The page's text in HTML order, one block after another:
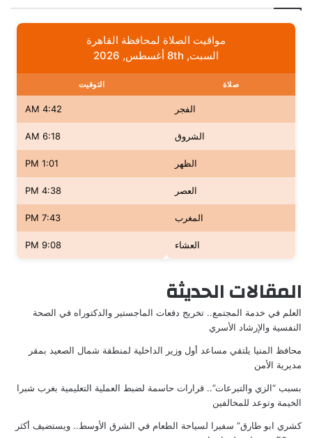
مواقيت الصلاة لمحافظة القاهرة
السبت, 8th أغسطس, 2026
صلاة التوقيت
الفجر 4:42 AM
الشروق 6:18 AM
الظهر 1:01 PM
العصر 4:38 PM
المغرب 7:43 PM
العشاء 9:08 PM
المقالات الحديثة
العلم في خدمة المجتمع.. تخريج دفعات الماجستير والدكتوراه في الصحة
النفسية والإرشاد الأسري
محافظ المنيا يلتقي مساعد أول وزير الداخلية لمنطقة شمال الصعيد بمقر
مديرية الأمن
بسبب “الزي والتبرعات”.. قرارات حاسمة لضبط العملية التعليمية بغرب شبرا
الخيمة وتوعد للمخالفين
كشري ابو طارق” سفيرا لسياحة الطعام في الشرق الأوسط.. ويستضيف أكثر